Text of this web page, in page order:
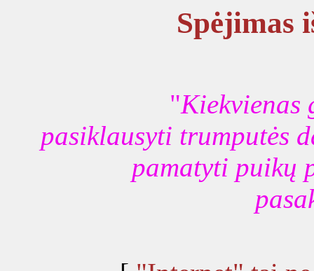
Spėjimas
"Kiekvienas
pasiklausyti trumputės
pamatyti puikų